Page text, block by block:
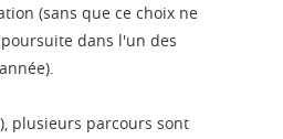
(sans que ce choix ne
dans l'un des
plusieurs parcours sont